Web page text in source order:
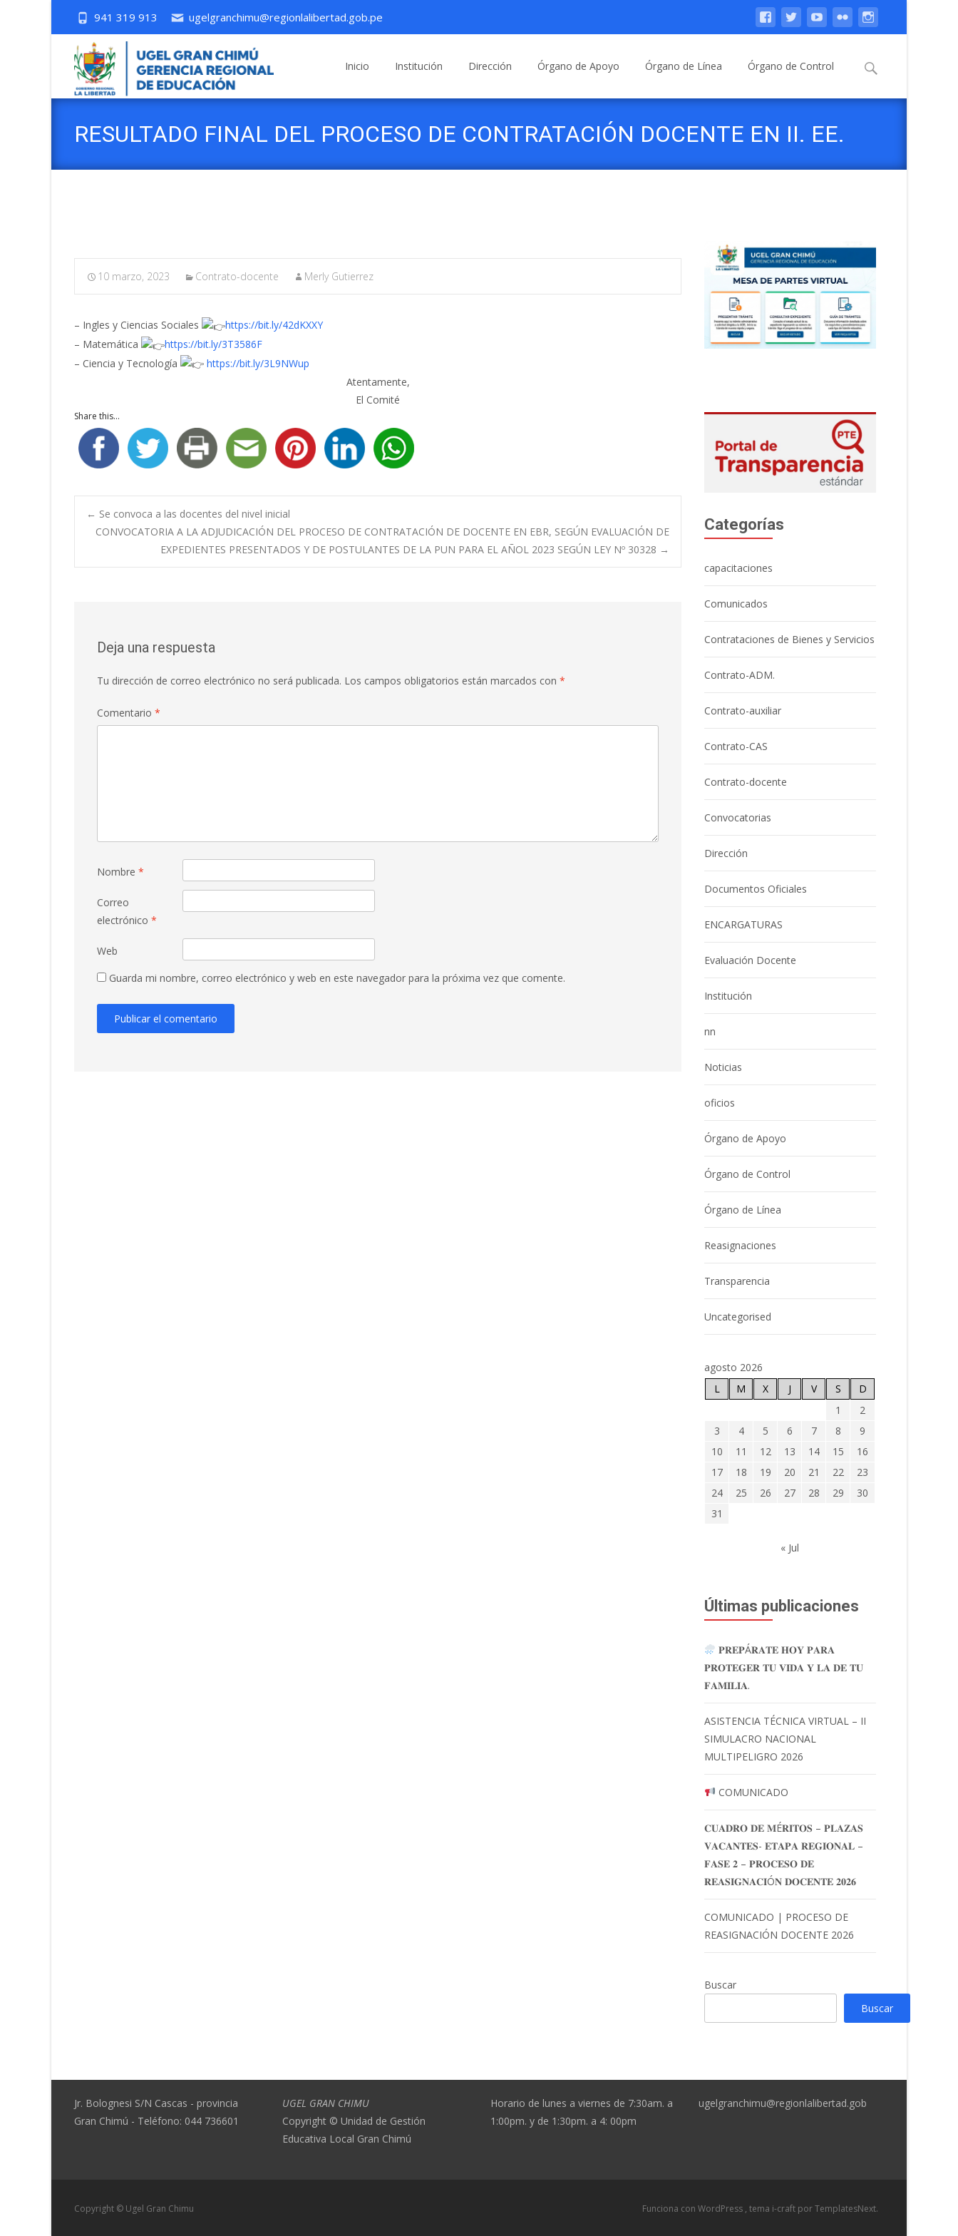
941 319 913 ugelgranchimu@regionlalibertad.gob.pe
Inicio Institución Dirección Órgano de Apoyo Órgano de Línea Órgano de Control Buscar:
RESULTADO FINAL DEL PROCESO DE CONTRATACIÓN DOCENTE EN II. EE.
10 marzo, 2023 Contrato-docente Merly Gutierrez
– Ingles y Ciencias Sociales
https://bit.ly/42dKXXY
– Matemática
https://bit.ly/3T3586F
– Ciencia y Tecnología
https://bit.ly/3L9NWup
Atentamente,
El Comité
Share this...
Navegación
de
← Se convoca a las docentes del nivel inicial
CONVOCATORIA A LA ADJUDICACIÓN DEL PROCESO DE CONTRATACIÓN DE DOCENTE EN EBR, SEGÚN EVALUACIÓN DE
EXPEDIENTES PRESENTADOS Y DE POSTULANTES DE LA PUN PARA EL AÑOL 2023 SEGÚN LEY Nº 30328 →
Deja una respuesta
Tu dirección de correo electrónico no será publicada. Los campos obligatorios están marcados con *
Comentario *
Nombre *
Correo
electrónico *
Web
Guarda mi nombre, correo electrónico y web en este navegador para la próxima vez que comente.
Categorías
capacitaciones
Comunicados
Contrataciones de Bienes y Servicios
Contrato-ADM.
Contrato-auxiliar
Contrato-CAS
Contrato-docente
Convocatorias
Dirección
Documentos Oficiales
ENCARGATURAS
Evaluación Docente
Institución
nn
Noticias
oficios
Órgano de Apoyo
Órgano de Control
Órgano de Línea
Reasignaciones
Transparencia
Uncategorised
agosto 2026
L
M X J V S
D
1
2
3
4 5 6 7 8
9
10
11 12 13 14 15
16
17
18 19 20 21 22
23
24
25 26 27 28 29
30
31
« Jul
Últimas publicaciones
𝐏𝐑𝐄𝐏Á𝐑𝐀𝐓𝐄 𝐇𝐎𝐘 𝐏𝐀𝐑𝐀
𝐏𝐑𝐎𝐓𝐄𝐆𝐄𝐑 𝐓𝐔 𝐕𝐈𝐃𝐀 𝐘 𝐋𝐀 𝐃𝐄 𝐓𝐔
𝐅𝐀𝐌𝐈𝐋𝐈𝐀.
ASISTENCIA TÉCNICA VIRTUAL – II
SIMULACRO NACIONAL
MULTIPELIGRO 2026
COMUNICADO
𝐂𝐔𝐀𝐃𝐑𝐎 𝐃𝐄 𝐌É𝐑𝐈𝐓𝐎𝐒 – 𝐏𝐋𝐀𝐙𝐀𝐒
𝐕𝐀𝐂𝐀𝐍𝐓𝐄𝐒- 𝐄𝐓𝐀𝐏𝐀 𝐑𝐄𝐆𝐈𝐎𝐍𝐀𝐋 –
𝐅𝐀𝐒𝐄 𝟐 – 𝐏𝐑𝐎𝐂𝐄𝐒𝐎 𝐃𝐄
𝐑𝐄𝐀𝐒𝐈𝐆𝐍𝐀𝐂𝐈Ó𝐍 𝐃𝐎𝐂𝐄𝐍𝐓𝐄 𝟐𝟎𝟐𝟔
COMUNICADO | PROCESO DE
REASIGNACIÓN DOCENTE 2026
Buscar
Buscar
Jr. Bolognesi S/N Cascas - provincia
Gran Chimú - Teléfono: 044 736601
UGEL GRAN CHIMU
Copyright © Unidad de Gestión
Educativa Local Gran Chimú
Horario de lunes a viernes de 7:30am. a
1:00pm. y de 1:30pm. a 4: 00pm
ugelgranchimu@regionlalibertad.gob
Copyright © Ugel Gran Chimu Funciona con WordPress , tema i-craft por TemplatesNext.